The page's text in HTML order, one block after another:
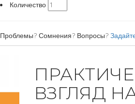
Количество
Проблемы? Сомнения? Вопросы?
ВЗГЛЯД